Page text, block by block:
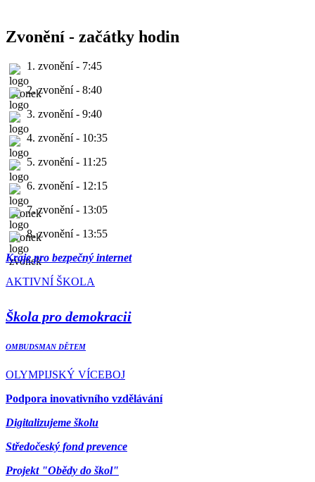
Zvonění - začátky hodin
1. zvonění - 7:45
2. zvonění - 8:40
3. zvonění - 9:40
4. zvonění - 10:35
5. zvonění - 11:25
6. zvonění - 12:15
7. zvonění - 13:05
8. zvonění - 13:55
Kraje pro bezpečný internet
AKTIVNÍ ŠKOLA
Škola pro demokracii
OMBUDSMAN DĚTEM
OLYMPIJSKÝ VÍCEBOJ
Podpora inovativního vzdělávání
Digitalizujeme školu
Středočeský fond prevence
Projekt "Obědy do škol"